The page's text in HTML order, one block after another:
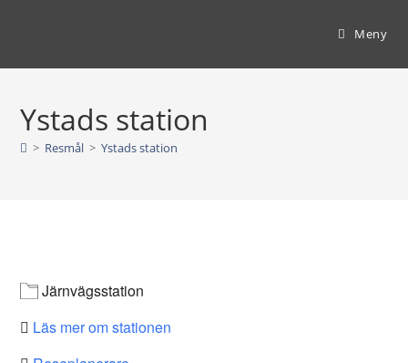
Meny
Ystads station
> Resmål > Ystads station
Järnvägsstation
Läs mer om stationen